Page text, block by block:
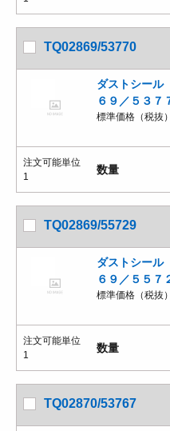
TQ02869/53770
ダストシー
６９／５３７
標準価格（税抜
注文可能単位
1
数量
TQ02869/55729
ダストシー
６９／５５７
標準価格（税抜
注文可能単位
1
数量
TQ02870/53767